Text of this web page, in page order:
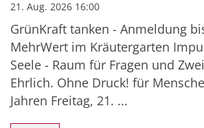
21. Aug. 2026 16:00
GrünKraft tanken - Anmeldung
MehrWert im Kräutergarten
Seele - Raum für Fragen und
Ehrlich. Ohne Druck! für
Jahren Freitag, 21. ...